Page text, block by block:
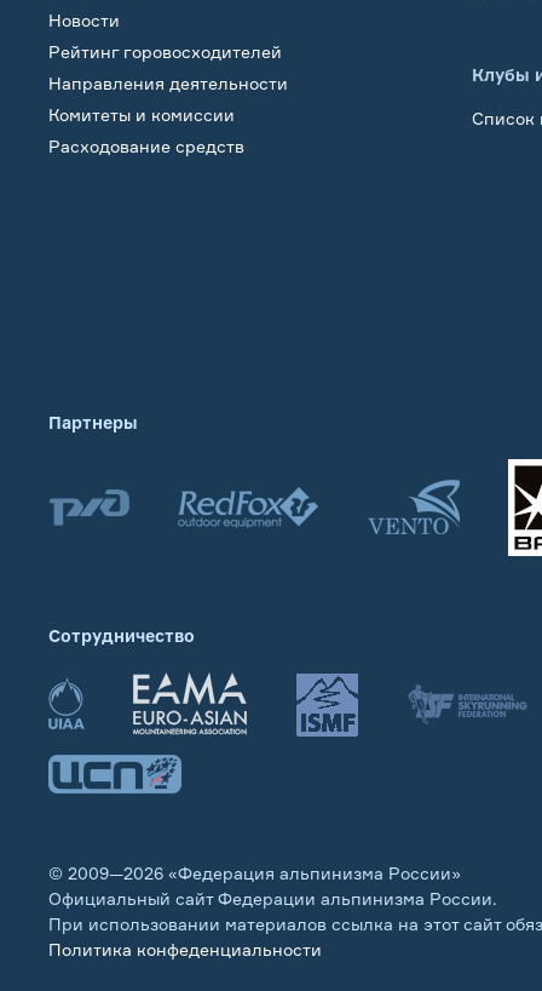
Новости
Рейтинг горовосходителей
Направления деятельности
Комитеты и комиссии
Расходование средств
Клубы
Список
Партнеры
Сотрудничество
© 2009—2026 «Федерация альпинизма России»
Официальный сайт Федерации альпинизма России.
При использовании материалов ссылка на этот сайт
Политика конфеденциальности